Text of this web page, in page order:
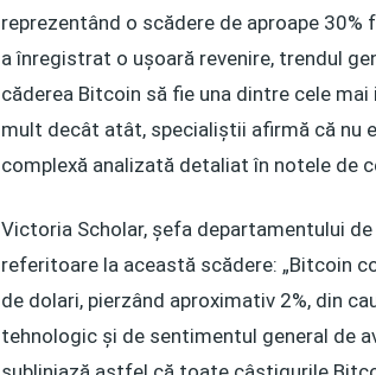
reprezentând o scădere de aproape
a înregistrat o ușoară revenire, trendul
căderea Bitcoin să fie una dintre cele
mult decât atât, specialiștii afirmă că nu
complexă analizată detaliat în notele de
Victoria Scholar, șefa departamentului
referitoare la această scădere: „Bitcoin
de dolari, pierzând aproximativ 2%, din
tehnologic și de sentimentul general de